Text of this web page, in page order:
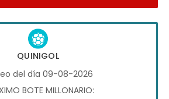
QUINIGOL
del día 09-08-2026
BOTE MILLONARIO: